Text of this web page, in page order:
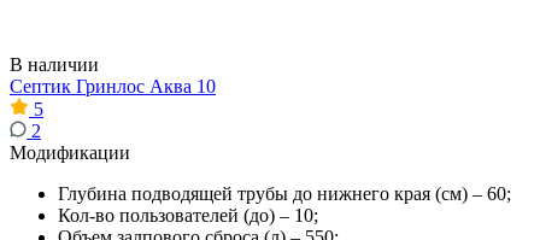
В наличии
Септик Гринлос Аква 10
5
2
Модификации
Глубина подводящей трубы до нижнего края (см) – 60;
Кол-во пользователей (до) – 10;